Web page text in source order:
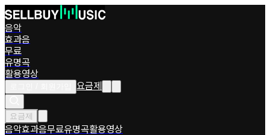
음악
효과음
무료
유명곡
활용영상
요금제
요금제
음악효과음무료유명곡활용영상